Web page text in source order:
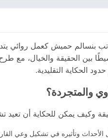
بنسالم حميش كعمل روائي
بين الحقيقة والخيال، مع
الحكاية التقليدية.
والمتجردة؟
وكيف يمكن للحكاية أن تعيد
وتأثيره في تشكيل وعي